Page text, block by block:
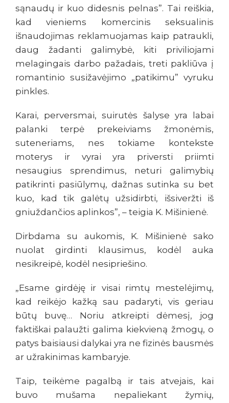
sąnaudų ir kuo didesnis pelnas”. Tai reiškia,
kad vieniems komercinis seksualinis
išnaudojimas reklamuojamas kaip patraukli,
daug žadanti galimybė, kiti priviliojami
melagingais darbo pažadais, treti pakliūva į
romantinio susižavėjimo „patikimu” vyruku
pinkles.
Karai, perversmai, suirutės šalyse yra labai
palanki terpė prekeiviams žmonėmis,
suteneriams, nes tokiame kontekste
moterys ir vyrai yra priversti priimti
nesaugius sprendimus, neturi galimybių
patikrinti pasiūlymų, dažnas sutinka su bet
kuo, kad tik galėtų užsidirbti, išsiveržti iš
gniuždančios aplinkos”, – teigia K. Mišinienė.
Dirbdama su aukomis, K. Mišinienė sako
nuolat girdinti klausimus, kodėl auka
nesikreipė, kodėl nesipriešino.
„Esame girdėję ir visai rimtų mestelėjimų,
kad reikėjo kažką sau padaryti, vis geriau
būtų buvę… Noriu atkreipti dėmesį, jog
faktiškai palaužti galima kiekvieną žmogų, o
patys baisiausi dalykai yra ne fizinės bausmės
ar užrakinimas kambaryje.
Taip, teikėme pagalbą ir tais atvejais, kai
buvo mušama nepaliekant žymių,